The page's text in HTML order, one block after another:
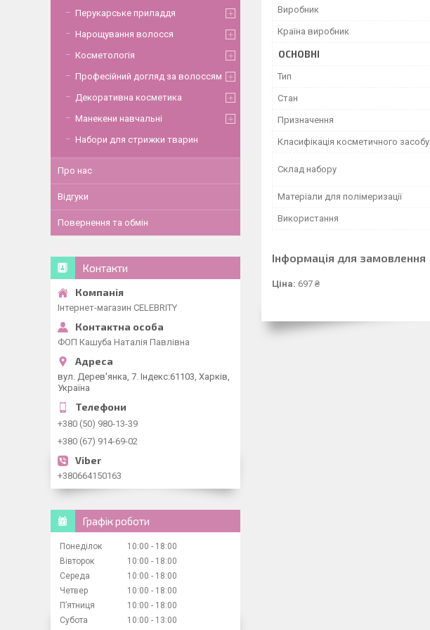
Виробник
Країна виробник
ОСНОВНІ
Тип
Стан
Призначення
Класифікація косметичного засобу
Склад набору
Матеріали для полімеризації
Використання
Інформація для замовлення
Ціна: 697 ₴
Перукарське приладдя
Нарощування волосся
Косметологія
Професійний догляд за волоссям
Декоративна косметика
Манекени навчальні
Набори для стрижки тварин
Про нас
Відгуки
Повернення та обмін
Контакти
Інтернет-магазин CELEBRITY
ФОП Кашуба Наталія Павлівна
вул. Дерев'янка, 7. Індекс:61103, Харків,
Україна
+380 (50) 980-13-39
+380 (67) 914-69-02
+380664150163
Графік роботи
Понеділок 10:00
18:00
Вівторок
10:00
18:00
Середа
10:00
18:00
Четвер
10:00
18:00
Пʼятниця
10:00
18:00
Субота
10:00 13:00